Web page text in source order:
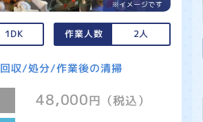
1DK 作業人数 2人
回収/処分/作業後の清掃
48,000円（税込）